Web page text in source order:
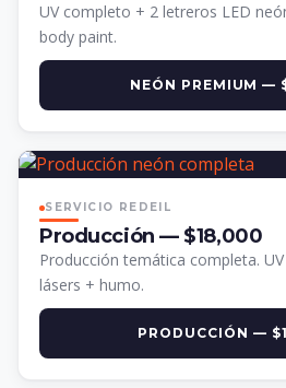
UV completo + 2 letreros LED
body paint.
NEÓN PREMIUM —
SERVICIO REDEIL
Producción — $18,000
Producción temática completa.
lásers + humo.
PRODUCCIÓN —